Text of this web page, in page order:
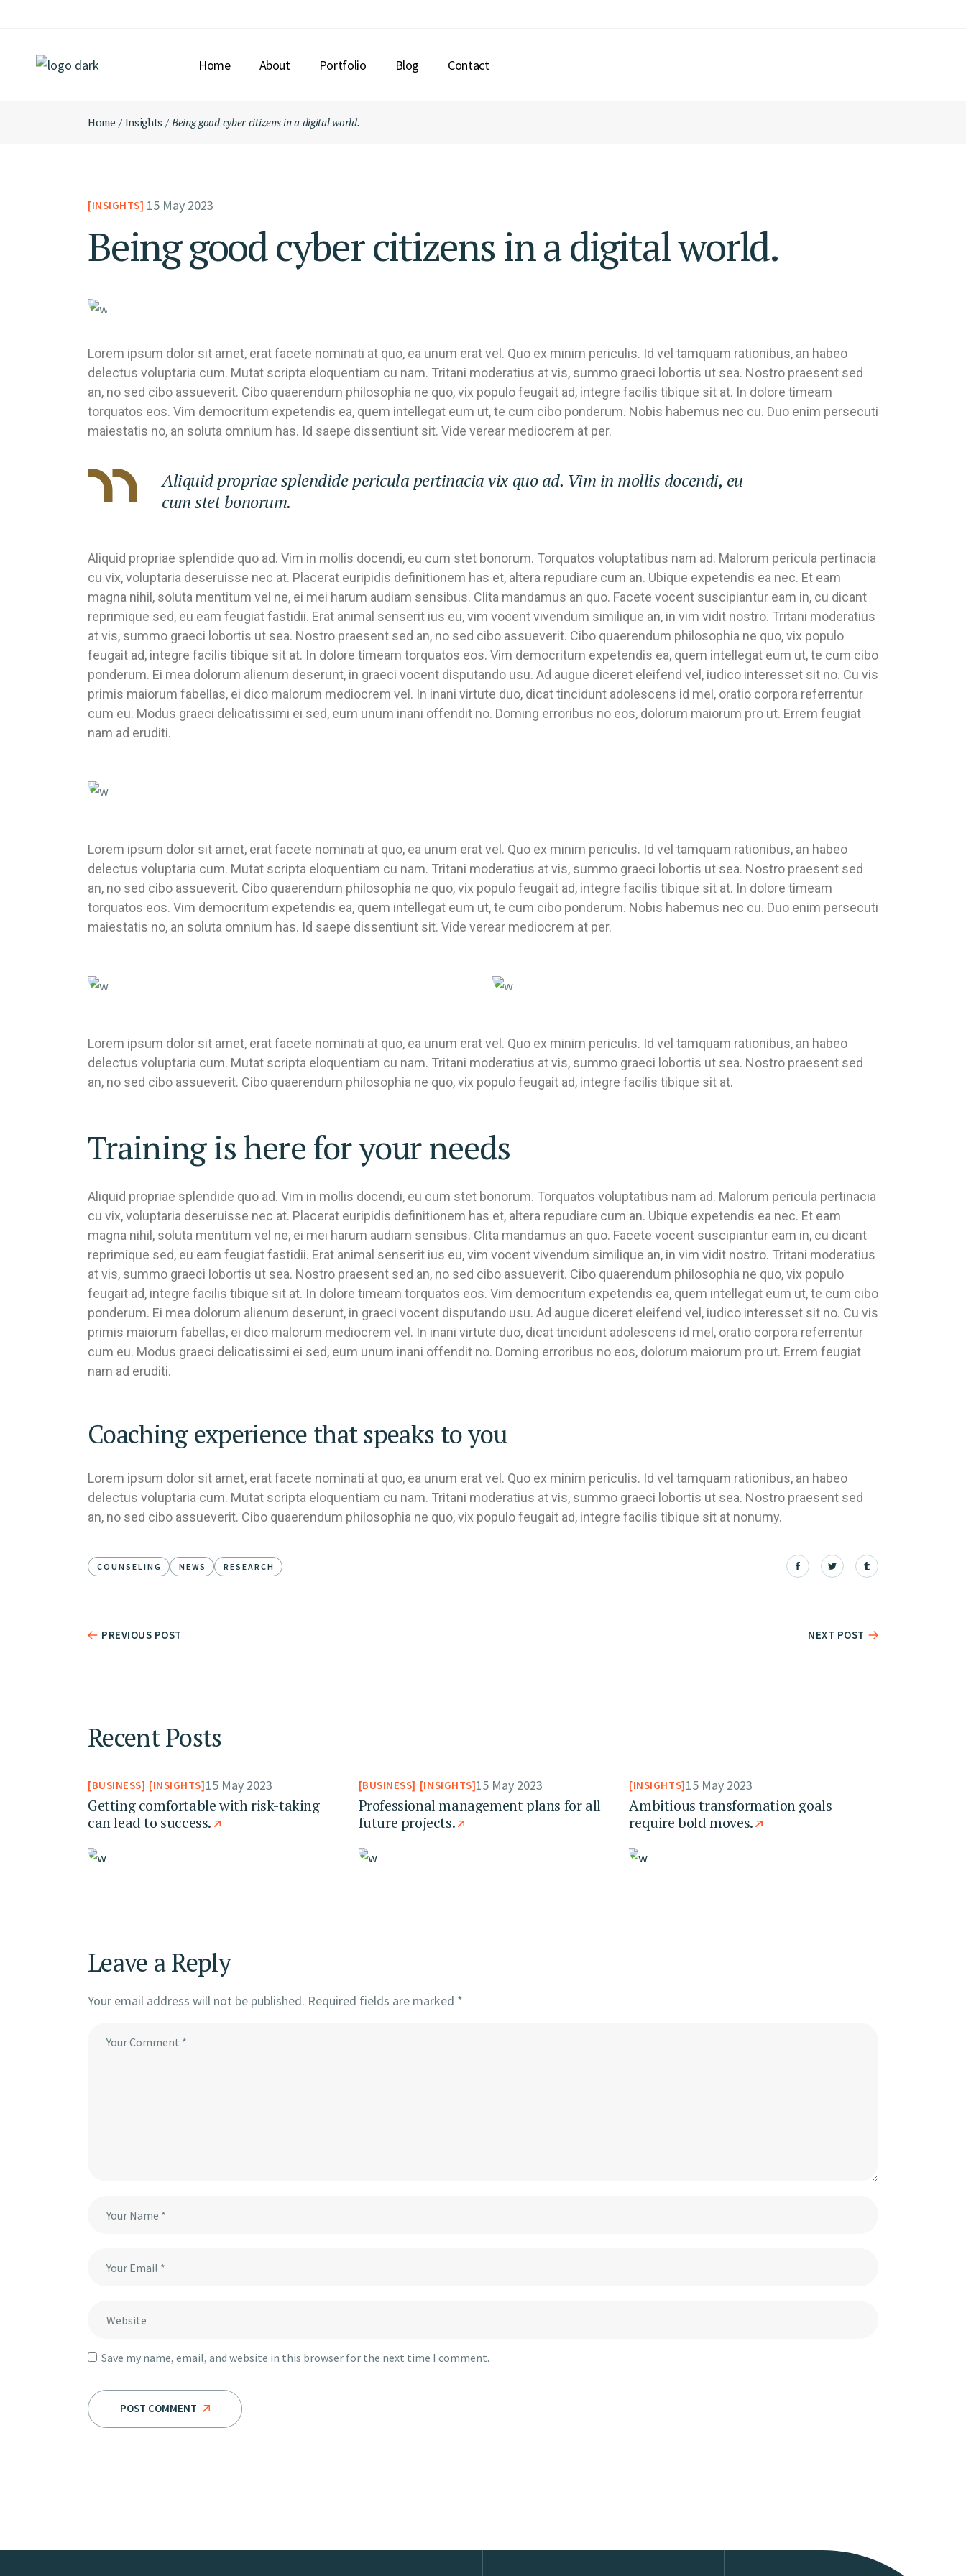
Home About Portfolio Blog Contact
Home Insights Being good cyber citizens in a digital world.
INSIGHTS 15 May 2023
Being good cyber citizens in a digital world.
Lorem ipsum dolor sit amet, erat facete nominati at quo, ea unum erat vel. Quo ex minim periculis. Id vel tamquam rationibus, an habeo
delectus voluptaria cum. Mutat scripta eloquentiam cu nam. Tritani moderatius at vis, summo graeci lobortis ut sea. Nostro praesent sed
an, no sed cibo assueverit. Cibo quaerendum philosophia ne quo, vix populo feugait ad, integre facilis tibique sit at. In dolore timeam
torquatos eos. Vim democritum expetendis ea, quem intellegat eum ut, te cum cibo ponderum. Nobis habemus nec cu. Duo enim persecuti
maiestatis no, an soluta omnium has. Id saepe dissentiunt sit. Vide verear mediocrem at per.
Aliquid propriae splendide pericula pertinacia vix quo ad. Vim in mollis docendi, eu
cum stet bonorum.
Aliquid propriae splendide quo ad. Vim in mollis docendi, eu cum stet bonorum. Torquatos voluptatibus nam ad. Malorum pericula pertinacia
cu vix, voluptaria deseruisse nec at. Placerat euripidis definitionem has et, altera repudiare cum an. Ubique expetendis ea nec. Et eam
magna nihil, soluta mentitum vel ne, ei mei harum audiam sensibus. Clita mandamus an quo. Facete vocent suscipiantur eam in, cu dicant
reprimique sed, eu eam feugiat fastidii. Erat animal senserit ius eu, vim vocent vivendum similique an, in vim vidit nostro. Tritani moderatius
at vis, summo graeci lobortis ut sea. Nostro praesent sed an, no sed cibo assueverit. Cibo quaerendum philosophia ne quo, vix populo
feugait ad, integre facilis tibique sit at. In dolore timeam torquatos eos. Vim democritum expetendis ea, quem intellegat eum ut, te cum cibo
ponderum. Ei mea dolorum alienum deserunt, in graeci vocent disputando usu. Ad augue diceret eleifend vel, iudico interesset sit no. Cu vis
primis maiorum fabellas, ei dico malorum mediocrem vel. In inani virtute duo, dicat tincidunt adolescens id mel, oratio corpora referrentur
cum eu. Modus graeci delicatissimi ei sed, eum unum inani offendit no. Doming erroribus no eos, dolorum maiorum pro ut. Errem feugiat
nam ad eruditi.
Lorem ipsum dolor sit amet, erat facete nominati at quo, ea unum erat vel. Quo ex minim periculis. Id vel tamquam rationibus, an habeo
delectus voluptaria cum. Mutat scripta eloquentiam cu nam. Tritani moderatius at vis, summo graeci lobortis ut sea. Nostro praesent sed
an, no sed cibo assueverit. Cibo quaerendum philosophia ne quo, vix populo feugait ad, integre facilis tibique sit at. In dolore timeam
torquatos eos. Vim democritum expetendis ea, quem intellegat eum ut, te cum cibo ponderum. Nobis habemus nec cu. Duo enim persecuti
maiestatis no, an soluta omnium has. Id saepe dissentiunt sit. Vide verear mediocrem at per.
Lorem ipsum dolor sit amet, erat facete nominati at quo, ea unum erat vel. Quo ex minim periculis. Id vel tamquam rationibus, an habeo
delectus voluptaria cum. Mutat scripta eloquentiam cu nam. Tritani moderatius at vis, summo graeci lobortis ut sea. Nostro praesent sed
an, no sed cibo assueverit. Cibo quaerendum philosophia ne quo, vix populo feugait ad, integre facilis tibique sit at.
Training is here for your needs
Aliquid propriae splendide quo ad. Vim in mollis docendi, eu cum stet bonorum. Torquatos voluptatibus nam ad. Malorum pericula pertinacia
cu vix, voluptaria deseruisse nec at. Placerat euripidis definitionem has et, altera repudiare cum an. Ubique expetendis ea nec. Et eam
magna nihil, soluta mentitum vel ne, ei mei harum audiam sensibus. Clita mandamus an quo. Facete vocent suscipiantur eam in, cu dicant
reprimique sed, eu eam feugiat fastidii. Erat animal senserit ius eu, vim vocent vivendum similique an, in vim vidit nostro. Tritani moderatius
at vis, summo graeci lobortis ut sea. Nostro praesent sed an, no sed cibo assueverit. Cibo quaerendum philosophia ne quo, vix populo
feugait ad, integre facilis tibique sit at. In dolore timeam torquatos eos. Vim democritum expetendis ea, quem intellegat eum ut, te cum cibo
ponderum. Ei mea dolorum alienum deserunt, in graeci vocent disputando usu. Ad augue diceret eleifend vel, iudico interesset sit no. Cu vis
primis maiorum fabellas, ei dico malorum mediocrem vel. In inani virtute duo, dicat tincidunt adolescens id mel, oratio corpora referrentur
cum eu. Modus graeci delicatissimi ei sed, eum unum inani offendit no. Doming erroribus no eos, dolorum maiorum pro ut. Errem feugiat
nam ad eruditi.
Coaching experience that speaks to you
Lorem ipsum dolor sit amet, erat facete nominati at quo, ea unum erat vel. Quo ex minim periculis. Id vel tamquam rationibus, an habeo
delectus voluptaria cum. Mutat scripta eloquentiam cu nam. Tritani moderatius at vis, summo graeci lobortis ut sea. Nostro praesent sed
an, no sed cibo assueverit. Cibo quaerendum philosophia ne quo, vix populo feugait ad, integre facilis tibique sit at nonumy.
COUNSELING NEWS RESEARCH
PREVIOUS POST NEXT POST
Recent Posts
BUSINESS INSIGHTS 15 May 2023
Getting comfortable with risk-taking
can lead to success.
BUSINESS INSIGHTS 15 May 2023
Professional management plans for all
future projects.
INSIGHTS 15 May 2023
Ambitious transformation goals
require bold moves.
Leave a Reply
Your email address will not be published. Required fields are marked *
Save my name, email, and website in this browser for the next time I comment.
POST COMMENT